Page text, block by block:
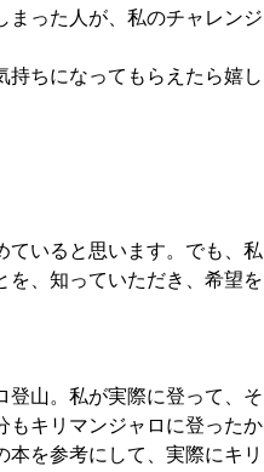
まった人が、私のチャレンジ
ちになってもらえたら嬉し
ていると思います。でも、私
を、知っていただき、希望を
登山。私が実際に登って、そ
もキリマンジャロに登ったか
を参考にして、実際にキリ